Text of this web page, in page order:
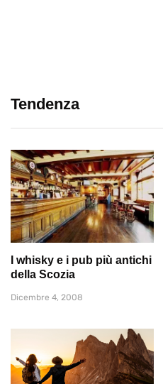
Tendenza
I whisky e i pub più antichi
della Scozia
Dicembre 4, 2008